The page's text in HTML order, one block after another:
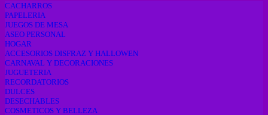
CACHARROS
PAPELERIA
JUEGOS DE MESA
ASEO PERSONAL
HOGAR
ACCESORIOS DISFRAZ Y HALLOWEN
CARNAVAL Y DECORACIONES
JUGUETERIA
RECORDATORIOS
DULCES
DESECHABLES
COSMETICOS Y BELLEZA